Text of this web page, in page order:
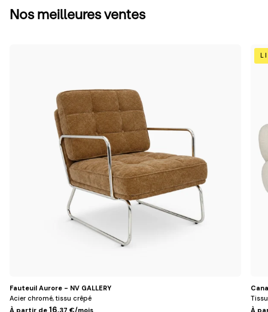
Nos meilleures ventes
Fauteuil Aurore - NV GALLERY
Acier chromé, tissu crêpé